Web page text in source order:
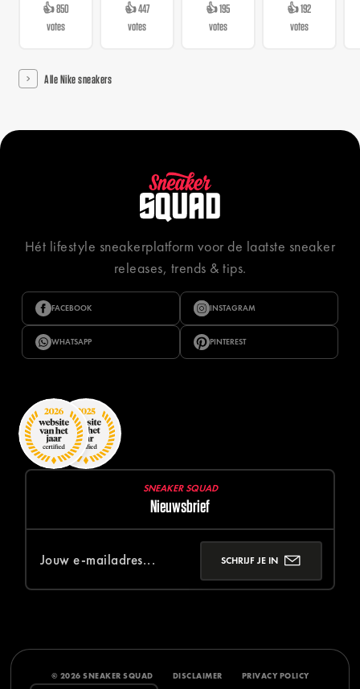
👍 850
votes
👍 447
votes
👍 195
votes
👍 192
votes
Alle Nike sneakers
Hét lifestyle sneakerplatform voor de laatste sneaker
releases, trends & tips.
FACEBOOK INSTAGRAM
WHATSAPP PINTEREST
SNEAKER SQUAD
Nieuwsbrief
SCHRIJF JE IN
© 2026 SNEAKER SQUAD DISCLAIMER PRIVACY POLICY